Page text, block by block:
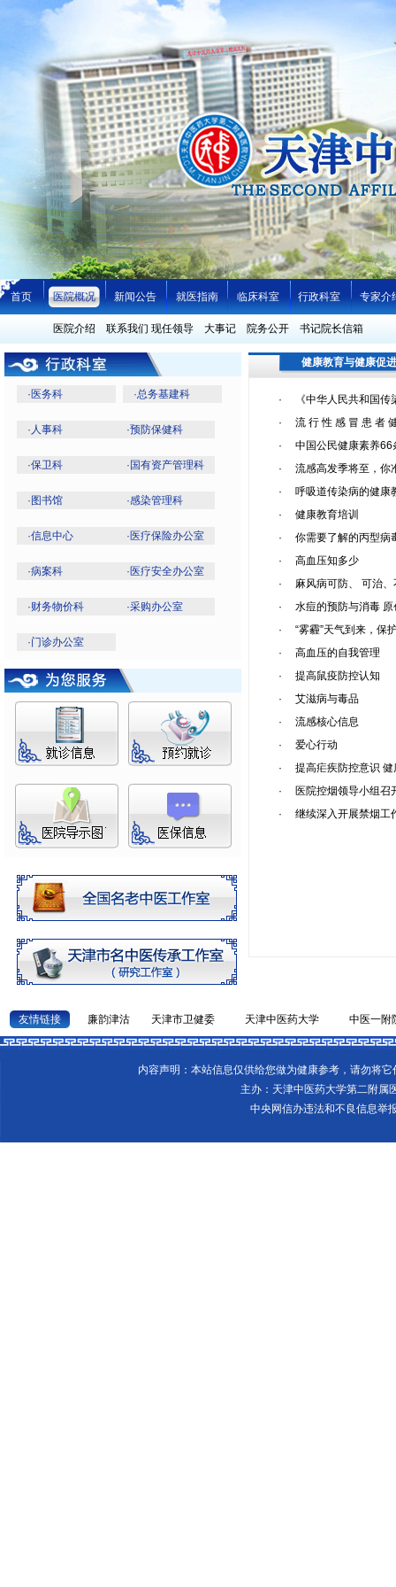
首页 医院概况 新闻公告 就医指南 临床科室 行政科室 专家介
医院介绍 联系我们 现任领导 大事记 院务公开 书记院长信箱
· 医务科 ·总务基建科
· 人事科 ·预防保健科
·保卫科 · 国有资产管理科
· 图书馆 ·感染管理科
·信息中心 · 医疗保险办公室
·病案科 · 医疗安全办公室
·财务物价科 ·采购办公室
·门诊办公室
健康教育与健康促进
·
《中华人民共和国
·
流 行 性 感 冒 患 者
·
中国公民健康素养66
·
流感高发季将至，你
·
呼吸道传染病的健康
·
健康教育培训
·
你需要了解的丙型病
·
高血压知多少
·
麻风病可防、 可治
·
水痘的预防与消毒
·
“雾霾”天气到来，保
·
高血压的自我管理
·
提高鼠疫防控认知
·
艾滋病与毒品
·
流感核心信息
·
爱心行动
·
提高疟疾防控意识
·
医院控烟领导小组召
·
继续深入开展禁烟工
友情链接 廉韵津沽 天津市卫健委 天津中医药大学 中医一附
内容声明：本站信息仅供给您做为健康参考，请勿将
主办：天津中医药大学第二附属
中央网信办违法和不良信息举